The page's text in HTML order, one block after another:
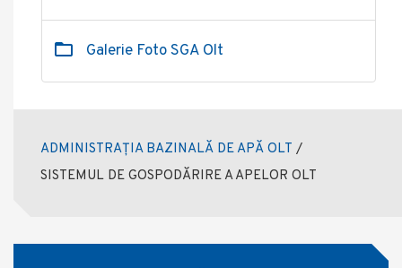
Galerie Foto SGA Olt
ADMINISTRAȚIA BAZINALĂ DE APĂ OLT /
SISTEMUL DE GOSPODĂRIRE A APELOR OLT